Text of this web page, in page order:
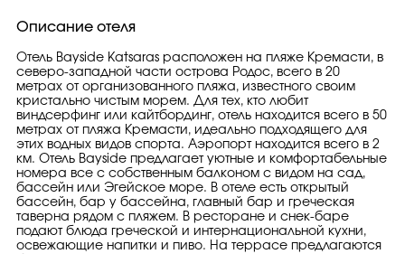
Описание отеля
Отель Bayside Katsaras расположен на пляже Кремасти, в
северо-западной части острова Родос, всего в 20
метрах от организованного пляжа, известного своим
кристально чистым морем. Для тех, кто любит
виндсерфинг или кайтбординг, отель находится всего в 50
метрах от пляжа Кремасти, идеально подходящего для
этих водных видов спорта. Аэропорт находится всего в 2
км. Отель Bayside предлагает уютные и комфортабельные
номера все с собственным балконом с видом на сад,
бассейн или Эгейское море. В отеле есть открытый
бассейн, бар у бассейна, главный бар и греческая
таверна рядом с пляжем. В ресторане и снек-баре
подают блюда греческой и интернациональной кухни,
освежающие напитки и пиво. На террасе предлагаются